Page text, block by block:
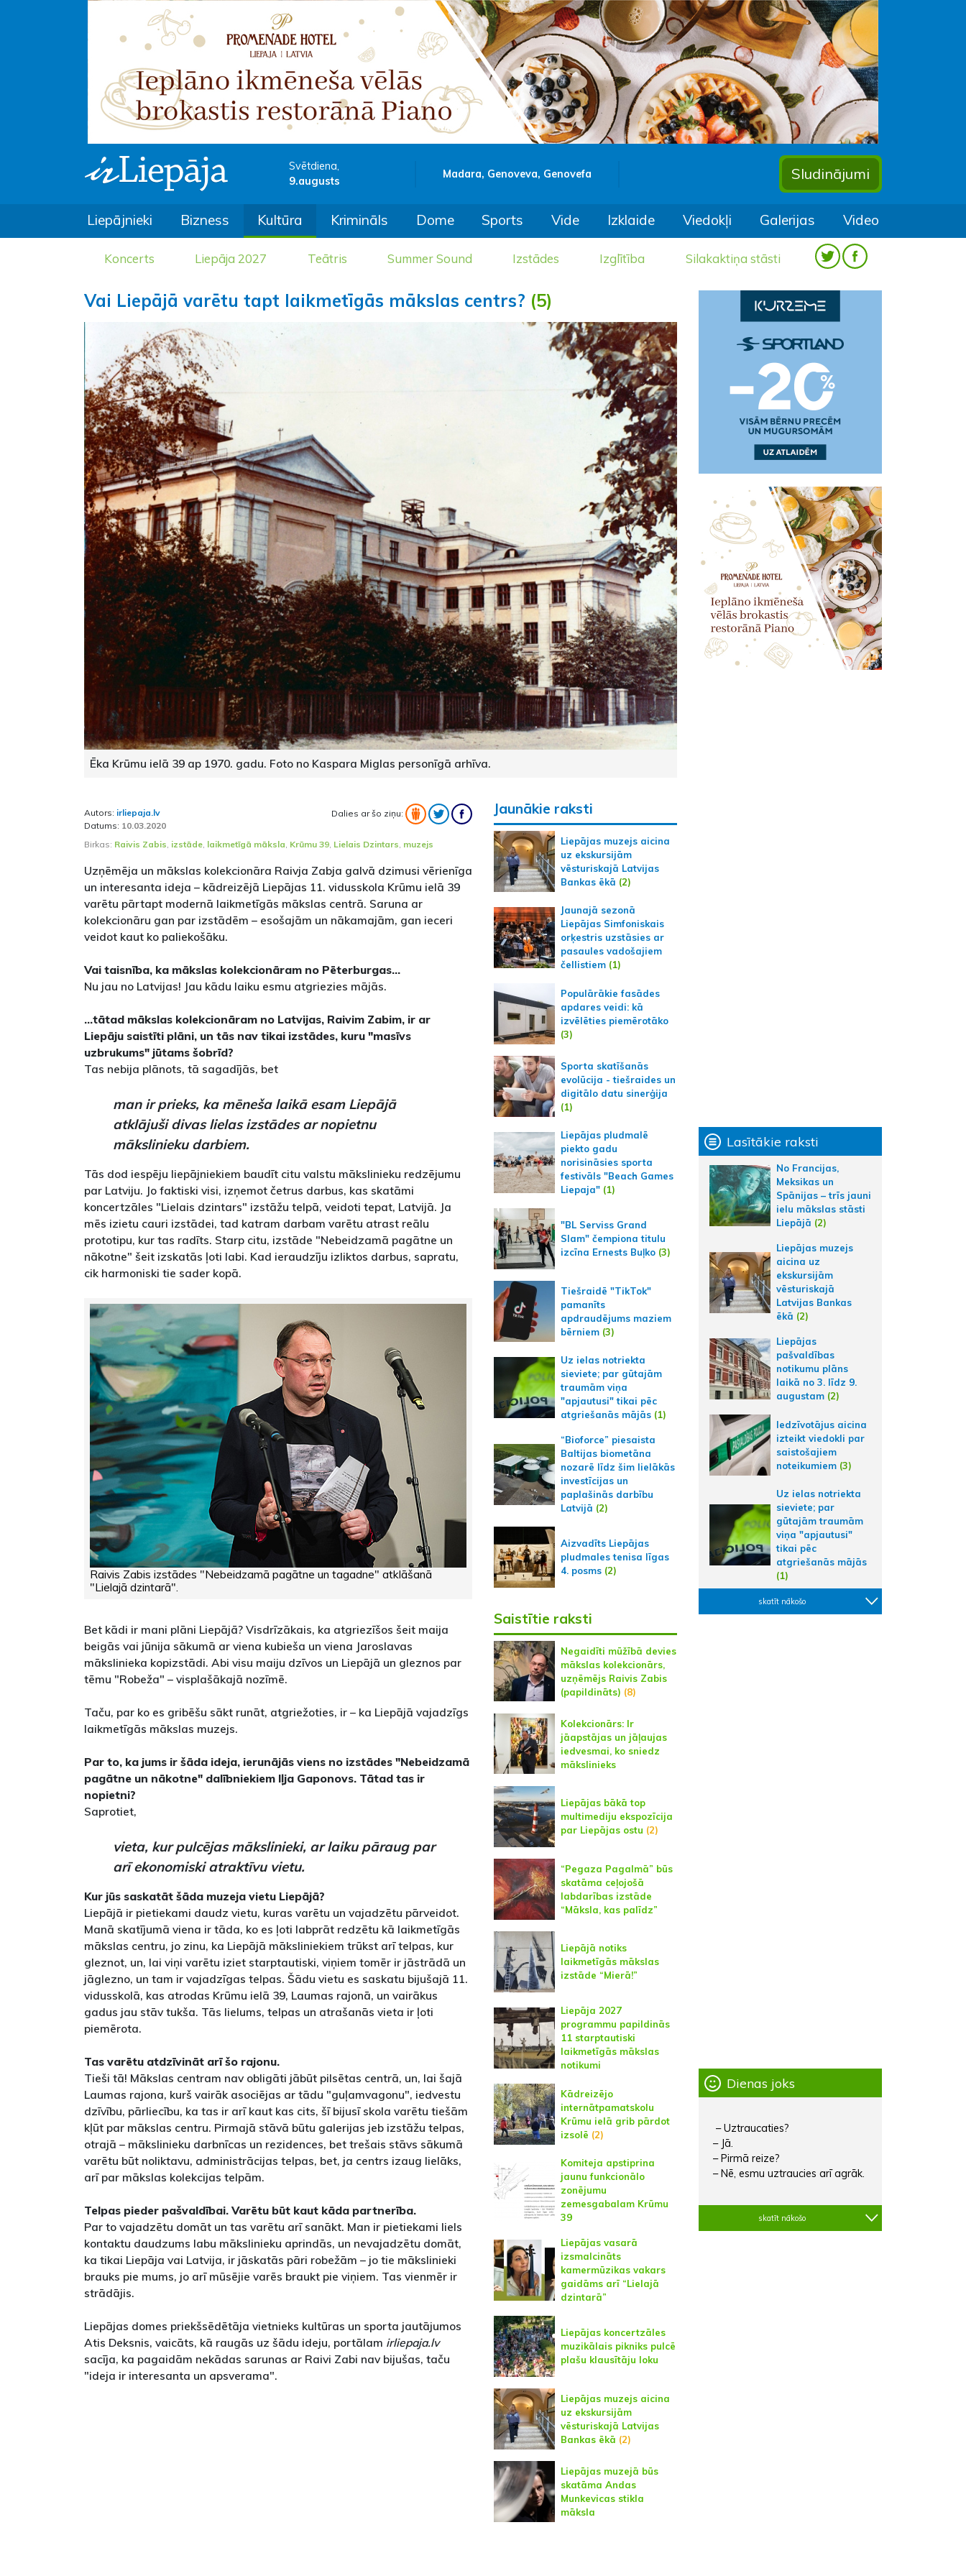
Svētdiena,
9.augusts
Madara, Genoveva, Genovefa Sludinājumi
Liepājnieki Bizness Kultūra Krimināls Dome Sports Vide Izklaide Viedokļi Galerijas Video
Koncerts Liepāja 2027 Teātris Summer Sound Izstādes Izglītība Silakaktiņa stāsti
Vai Liepājā varētu tapt laikmetīgās mākslas centrs? (5)
Ēka Krūmu ielā 39 ap 1970. gadu. Foto no Kaspara Miglas personīgā arhīva.
Autors: irliepaja.lv
Datums: 10.03.2020
Dalies ar šo ziņu:
Birkas: Raivis Zabis, izstāde, laikmetīgā māksla, Krūmu 39, Lielais Dzintars, muzejs
Uzņēmēja un mākslas kolekcionāra Raivja Zabja galvā dzimusi vērienīga
un interesanta ideja – kādreizējā Liepājas 11. vidusskola Krūmu ielā 39
varētu pārtapt modernā laikmetīgās mākslas centrā. Saruna ar
kolekcionāru gan par izstādēm – esošajām un nākamajām, gan ieceri
veidot kaut ko paliekošāku.
Vai taisnība, ka mākslas kolekcionāram no Pēterburgas...
Nu jau no Latvijas! Jau kādu laiku esmu atgriezies mājās.
...tātad mākslas kolekcionāram no Latvijas, Raivim Zabim, ir ar
Liepāju saistīti plāni, un tās nav tikai izstādes, kuru "masīvs
uzbrukums" jūtams šobrīd?
Tas nebija plānots, tā sagadījās, bet
man ir prieks, ka mēneša laikā esam Liepājā
atklājuši divas lielas izstādes ar nopietnu
mākslinieku darbiem.
Tās dod iespēju liepājniekiem baudīt citu valstu mākslinieku redzējumu
par Latviju. Jo faktiski visi, izņemot četrus darbus, kas skatāmi
koncertzāles "Lielais dzintars" izstāžu telpā, veidoti tepat, Latvijā. Ja
mēs izietu cauri izstādei, tad katram darbam varētu atrast reālu
prototipu, kur tas radīts. Starp citu, izstāde "Nebeidzamā pagātne un
nākotne" šeit izskatās ļoti labi. Kad ieraudzīju izliktos darbus, sapratu,
cik harmoniski tie sader kopā.
Raivis Zabis izstādes "Nebeidzamā pagātne un tagadne" atklāšanā
"Lielajā dzintarā".
Bet kādi ir mani plāni Liepājā? Visdrīzākais, ka atgriezīšos šeit maija
beigās vai jūnija sākumā ar viena kubieša un viena Jaroslavas
mākslinieka kopizstādi. Abi visu maiju dzīvos un Liepājā un gleznos par
tēmu "Robeža" – visplašākajā nozīmē.
Taču, par ko es gribēšu sākt runāt, atgriežoties, ir – ka Liepājā vajadzīgs
laikmetīgās mākslas muzejs.
Par to, ka jums ir šāda ideja, ierunājās viens no izstādes "Nebeidzamā
pagātne un nākotne" dalībniekiem Iļja Gaponovs. Tātad tas ir
nopietni?
Saprotiet,
vieta, kur pulcējas mākslinieki, ar laiku pāraug par
arī ekonomiski atraktīvu vietu.
Kur jūs saskatāt šāda muzeja vietu Liepājā?
Liepājā ir pietiekami daudz vietu, kuras varētu un vajadzētu pārveidot.
Manā skatījumā viena ir tāda, ko es ļoti labprāt redzētu kā laikmetīgās
mākslas centru, jo zinu, ka Liepājā māksliniekiem trūkst arī telpas, kur
gleznot, un, lai viņi varētu iziet starptautiski, viņiem tomēr ir jāstrādā un
jāglezno, un tam ir vajadzīgas telpas. Šādu vietu es saskatu bijušajā 11.
vidusskolā, kas atrodas Krūmu ielā 39, Laumas rajonā, un vairākus
gadus jau stāv tukša. Tās lielums, telpas un atrašanās vieta ir ļoti
piemērota.
Tas varētu atdzīvināt arī šo rajonu.
Tieši tā! Mākslas centram nav obligāti jābūt pilsētas centrā, un, lai šajā
Laumas rajona, kurš vairāk asociējas ar tādu "guļamvagonu", iedvestu
dzīvību, pārliecību, ka tas ir arī kaut kas cits, šī bijusī skola varētu tiešām
kļūt par mākslas centru. Pirmajā stāvā būtu galerijas jeb izstāžu telpas,
otrajā – mākslinieku darbnīcas un rezidences, bet trešais stāvs sākumā
varētu būt noliktavu, administrācijas telpas, bet, ja centrs izaug lielāks,
arī par mākslas kolekcijas telpām.
Telpas pieder pašvaldībai. Varētu būt kaut kāda partnerība.
Par to vajadzētu domāt un tas varētu arī sanākt. Man ir pietiekami liels
kontaktu daudzums labu mākslinieku aprindās, un nevajadzētu domāt,
ka tikai Liepāja vai Latvija, ir jāskatās pāri robežām – jo tie mākslinieki
brauks pie mums, jo arī mūsējie varēs braukt pie viņiem. Tas vienmēr ir
strādājis.
Liepājas domes priekšsēdētāja vietnieks kultūras un sporta jautājumos
Atis Deksnis, vaicāts, kā raugās uz šādu ideju, portālam irliepaja.lv
sacīja, ka pagaidām nekādas sarunas ar Raivi Zabi nav bijušas, taču
"ideja ir interesanta un apsverama".
Jaunākie raksti
Liepājas muzejs aicina
uz ekskursijām
vēsturiskajā Latvijas
Bankas ēkā (2)
Jaunajā sezonā
Liepājas Simfoniskais
orķestris uzstāsies ar
pasaules vadošajiem
čellistiem(1)
Populārākie fasādes
apdares veidi: kā
izvēlēties piemērotāko
(3)
Sporta skatīšanās
evolūcija - tiešraides un
digitālo datu sinerģija
(1)
Liepājas pludmalē
piekto gadu
norisināsies sporta
festivāls "Beach Games
Liepaja"(1)
"BL Serviss Grand
Slam" čempiona titulu
izcīna Ernests Buļko(3)
Tiešraidē "TikTok"
pamanīts
apdraudējums maziem
bērniem(3)
Uz ielas notriekta
sieviete; par gūtajām
traumām viņa
"apjautusi" tikai pēc
atgriešanās mājās(1)
“Bioforce” piesaista
Baltijas biometāna
nozarē līdz šim lielākās
investīcijas un
paplašinās darbību
Latvijā (2)
Aizvadīts Liepājas
pludmales tenisa līgas
4. posms(2)
Saistītie raksti
Negaidīti mūžībā devies
mākslas kolekcionārs,
uzņēmējs Raivis Zabis
(papildināts) (8)
Kolekcionārs: Ir
jāapstājas un jāļaujas
iedvesmai, ko sniedz
mākslinieks
Liepājas bākā top
multimediju ekspozīcija
par Liepājas ostu (2)
“Pegaza Pagalmā” būs
skatāma ceļojošā
labdarības izstāde
“Māksla, kas palīdz”
Liepājā notiks
laikmetīgās mākslas
izstāde “Mierā!”
Liepāja 2027
programmu papildinās
11 starptautiski
laikmetīgās mākslas
notikumi
Kādreizējo
internātpamatskolu
Krūmu ielā grib pārdot
izsolē (2)
Komiteja apstiprina
jaunu funkcionālo
zonējumu
zemesgabalam Krūmu
39
Liepājas vasarā
izsmalcināts
kamermūzikas vakars
gaidāms arī “Lielajā
dzintarā”
Liepājas koncertzāles
muzikālais pikniks pulcē
plašu klausītāju loku
Liepājas muzejs aicina
uz ekskursijām
vēsturiskajā Latvijas
Bankas ēkā (2)
Liepājas muzejā būs
skatāma Andas
Munkevicas stikla
māksla
Lasītākie raksti
No Francijas,
Meksikas un
Spānijas – trīs jauni
ielu mākslas stāsti
Liepājā (2)
Liepājas muzejs
aicina uz
ekskursijām
vēsturiskajā
Latvijas Bankas
ēkā (2)
Liepājas
pašvaldības
notikumu plāns
laikā no 3. līdz 9.
augustam (2)
Iedzīvotājus aicina
izteikt viedokli par
saistošajiem
noteikumiem (3)
Uz ielas notriekta
sieviete; par
gūtajām traumām
viņa "apjautusi"
tikai pēc
atgriešanās mājās
(1)
skatīt nākošo
Dienas joks
– Uztraucaties?
– Jā.
– Pirmā reize?
– Nē, esmu uztraucies arī agrāk.
skatīt nākošo